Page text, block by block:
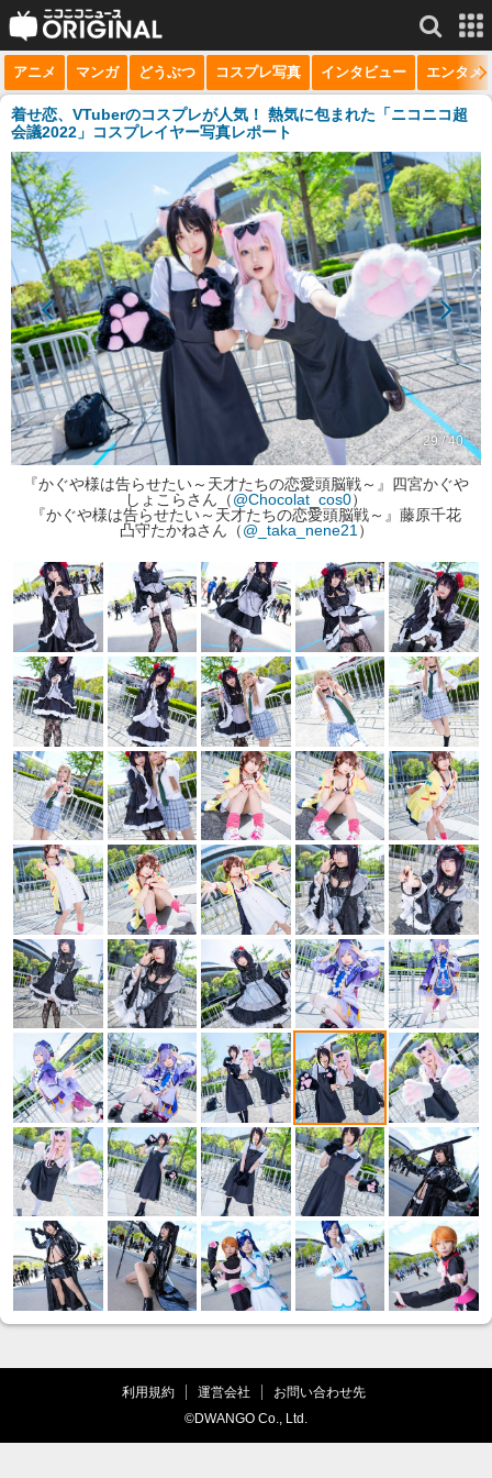
サービス一覧 もっと見る
niconico
動画
生放送
ニュース
チャンネル
マンガ
ニコニコQ
アニメ マンガ どうぶつ コスプレ写真 インタビュー エンタメ
着せ恋、VTuberのコスプレが人気！ 熱気に包まれた「ニコニコ超
会議2022」コスプレイヤー写真レポート
29 / 40
『かぐや様は告らせたい～天才たちの恋愛頭脳戦～』四宮かぐや
しょこらさん（@Chocolat_cos0）
『かぐや様は告らせたい～天才たちの恋愛頭脳戦～』藤原千花
凸守たかねさん（@_taka_nene21）
利用規約 運営会社
お問い合わせ先
©DWANGO Co., Ltd.